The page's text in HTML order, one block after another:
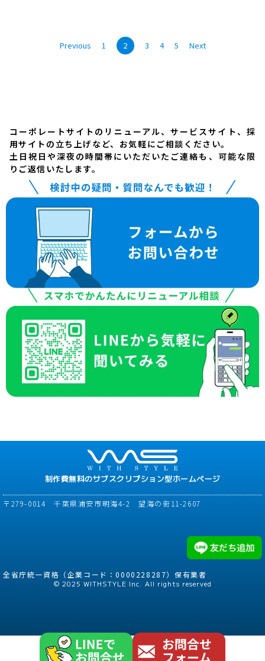
Previous 1 2 3 4 5 Next
コーポレートサイトのリニューアル、サービスサイト、採
用サイトの立ち上げなど、お気軽にご相談ください。
土日祝日や深夜の時間帯にいただいたご連絡も、可能な限
りご返信いたします。
制作費無料のサブスクリプション型ホームページ
〒279-0014 千葉県浦安市明海4-2 望海の街11-2607
全省庁統一資格（企業コード：0000228287）保有業者
© 2025 WITHSTYLE Inc. All rights reserved